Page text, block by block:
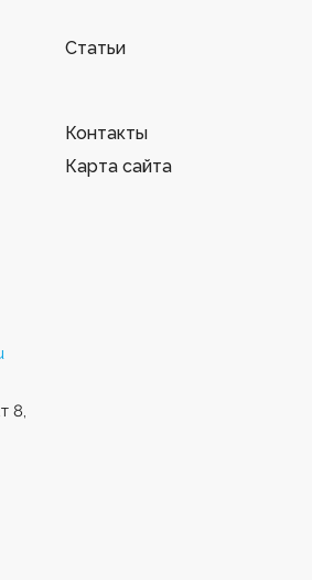
Статьи
Контакты
Карта сайта
8,